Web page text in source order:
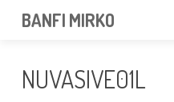
BANFI MIRKO
NUVASIVE01L